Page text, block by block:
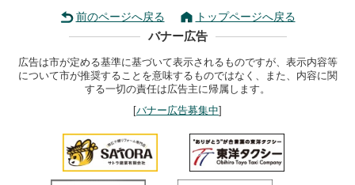
前のページへ戻る トップページへ戻る
バナー広告
広告は市が定める基準に基づいて表示されるものですが、表示内容等
について市が推奨することを意味するものではなく、また、内容に関
する一切の責任は広告主に帰属します。
[バナー広告募集中]